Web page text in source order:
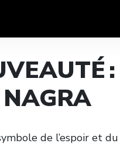
de l’espoir et